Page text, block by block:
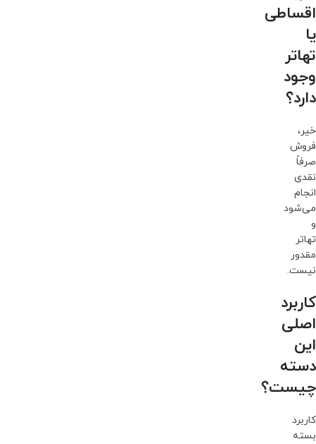
اقساطی
یا
تهاتر
وجود
دارد؟
خیر،
فروش
صرفاً
نقدی
انجام
می‌شود
و
تهاتر
مقدور
نیست.
کاربرد
اصلی
این
دسته
چیست؟
کاربرد
بسته